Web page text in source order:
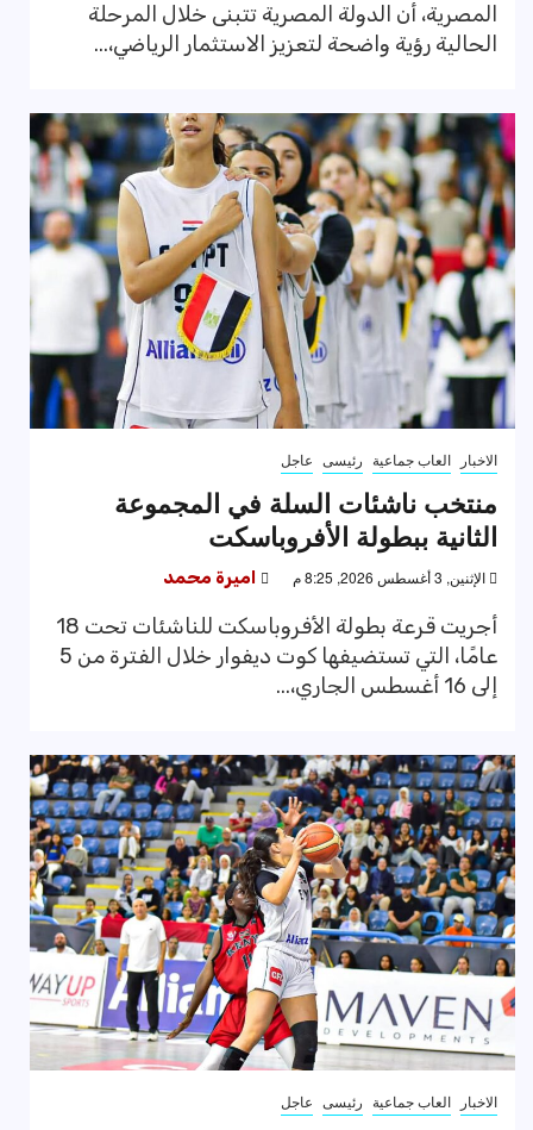
المصرية، أن الدولة المصرية تتبنى خلال المرحلة
الحالية رؤية واضحة لتعزيز الاستثمار الرياضي،...
الاخبار العاب جماعية رئيسى عاجل
منتخب ناشئات السلة في المجموعة
الثانية ببطولة الأفروباسكت
الإثنين, 3 أغسطس 2026, 8:25 م اميرة محمد
أجريت قرعة بطولة الأفروباسكت للناشئات تحت 18
عامًا، التي تستضيفها كوت ديفوار خلال الفترة من 5
إلى 16 أغسطس الجاري،...
الاخبار العاب جماعية رئيسى عاجل